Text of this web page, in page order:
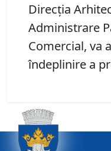
Direcţia
Administrare
Comercial, va
îndeplinire a